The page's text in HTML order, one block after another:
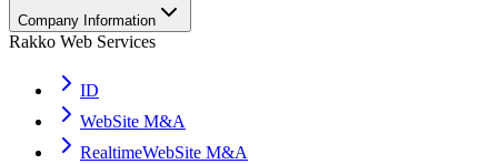
Company Information
Rakko Web Services
ID
WebSite M&A
RealtimeWebSite M&A